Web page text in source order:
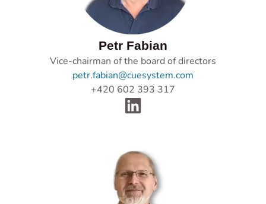
Petr Fabian
Vice-chairman of the board of directors
petr.fabian@cuesystem.com
+420 602 393 317